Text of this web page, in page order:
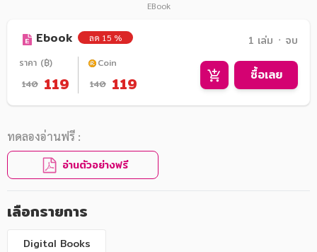
EBook
Ebook ลด 15 % 1 เล่ม ᛫ จบ
ราคา (฿)
140 119
Coin
140 119 ซื้อเลย
ทดลองอ่านฟรี :
อ่านตัวอย่างฟรี
เลือกรายการ
Digital Books